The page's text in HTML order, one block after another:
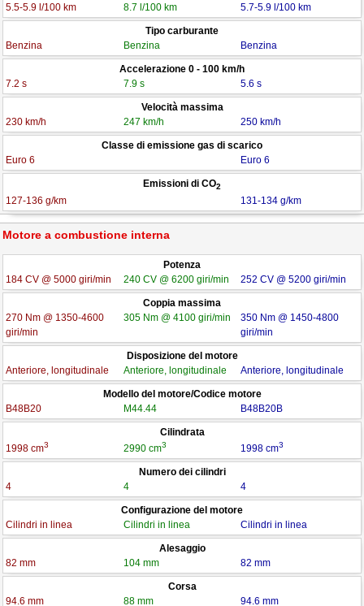
5.5-5.9 l/100 km
8.7 l/100 km 5.7-5.9 l/100 km
Tipo carburante
Benzina
Benzina Benzina
Accelerazione 0 - 100 km/h
7.2 s
7.9 s 5.6 s
Velocità massima
230 km/h
247 km/h 250 km/h
Classe di emissione gas di scarico
Euro 6
Euro 6
Emissioni di CO2
127-136 g/km 131-134 g/km
Motore a combustione interna
Potenza
184 CV @ 5000 giri/min
240 CV @ 6200 giri/min 252 CV @ 5200 giri/min
Coppia massima
270 Nm @ 1350-4600
giri/min
305 Nm @ 4100 giri/min
350 Nm @ 1450-4800
giri/min
Disposizione del motore
Anteriore, longitudinale
Anteriore, longitudinale Anteriore, longitudinale
Modello del motore/Codice motore
B48B20
M44.44 B48B20B
Cilindrata
1998 cm3 2990 cm3 1998 cm3
Numero dei cilindri
4
4 4
Configurazione del motore
Cilindri in linea
Cilindri in linea Cilindri in linea
Alesaggio
82 mm
104 mm 82 mm
Corsa
94.6 mm
88 mm 94.6 mm